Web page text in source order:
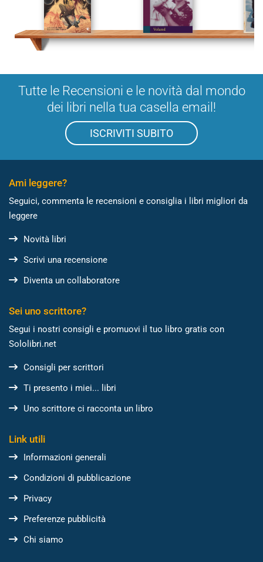
Tutte le Recensioni e le novità dal mondo
dei libri nella tua casella email!
ISCRIVITI SUBITO
Ami leggere?
Seguici, commenta le recensioni e consiglia i libri migliori da
leggere
Novità libri
Scrivi una recensione
Diventa un collaboratore
Sei uno scrittore?
Segui i nostri consigli e promuovi il tuo libro gratis con
Sololibri.net
Consigli per scrittori
Ti presento i miei... libri
Uno scrittore ci racconta un libro
Link utili
Informazioni generali
Condizioni di pubblicazione
Privacy
Preferenze pubblicità
Chi siamo